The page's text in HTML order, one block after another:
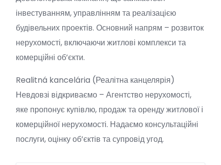
інвестуванням, управлінням та реалізацією
будівельних проектів. Основний напрям – розвиток
нерухомості, включаючи житлові комплекси та
комерційні об’єкти.
Realitná kancelária (Реалітна канцелярія)
Невдовзі відкриваємо – Агентство нерухомості,
яке пропонує купівлю, продаж та оренду житлової і
комерційної нерухомості. Надаємо консультаційні
послуги, оцінку об’єктів та супровід угод.